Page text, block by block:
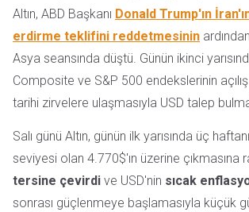
Altın, ABD Başkanı Donald Trump'ın
erdirme teklifini reddetmesinin
Asya seansında düştü. Günün ikinci
Composite ve S&P 500 endekslerinin
tarihi zirvelere ulaşmasıyla USD talep
Salı günü Altın, günün ilk yarısında üç
seviyesi olan 4.770$'ın üzerine çıkmasına
tersine çevirdi ve USD'nin sıcak
sonrası güçlenmeye başlamasıyla küçük